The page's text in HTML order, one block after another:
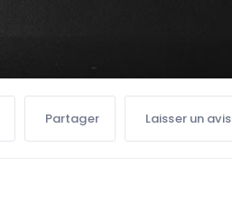
Partager Laisser un avis